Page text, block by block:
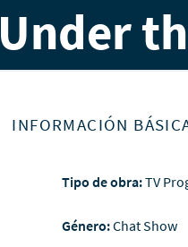
Under
INFORMACIÓN
Tipo de obra:TV
Género:Chat Show